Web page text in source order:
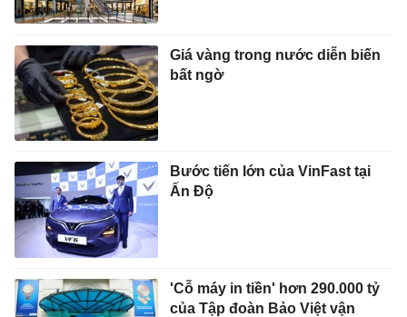
Giá vàng trong nước diễn biến
bất ngờ
Bước tiến lớn của VinFast tại
Ấn Độ
'Cỗ máy in tiền' hơn 290.000 tỷ
của Tập đoàn Bảo Việt vận